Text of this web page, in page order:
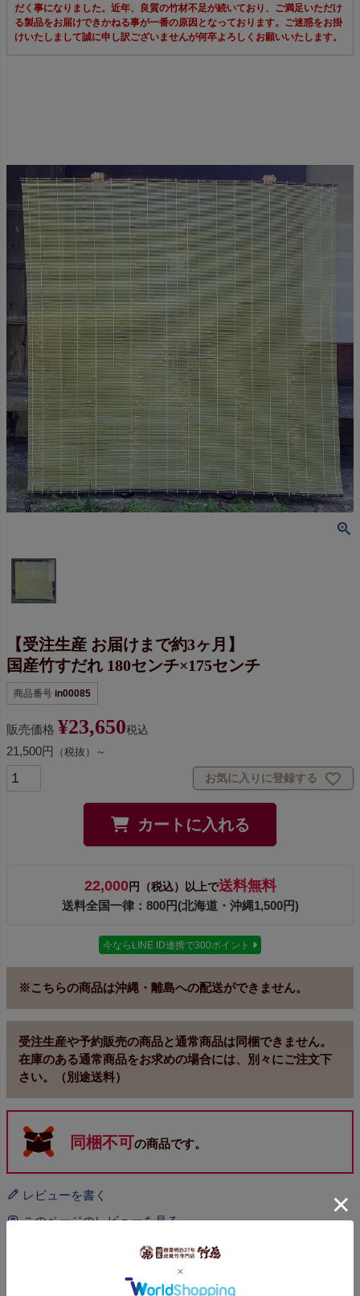
だく事になりました。近年、良質の竹材不足が続いており、ご満足いただけ
る製品をお届けできかねる事が一番の原因となっております。ご迷惑をお掛
けいたしまして誠に申し訳ございませんが何卒よろしくお願いいたします。
【受注生産 お届けまで約3ヶ月】
国産竹すだれ 180センチ×175センチ
商品番号 in00085
販売価格 ¥23,650税込
21,500円 （税抜）～
お気に入りに登録する
カートに入れる
22,000円（税込）以上で送料無料
送料全国一律：800円(北海道・沖縄1,500円)
今ならLINE ID連携で300ポイント
※こちらの商品は沖縄・離島への配送ができません。
受注生産や予約販売の商品と通常商品は同梱できません。
在庫のある通常商品をお求めの場合には、別々にご注文下
さい。（別途送料）
同梱不可の商品です。
レビューを書く
このページのレビューを見る